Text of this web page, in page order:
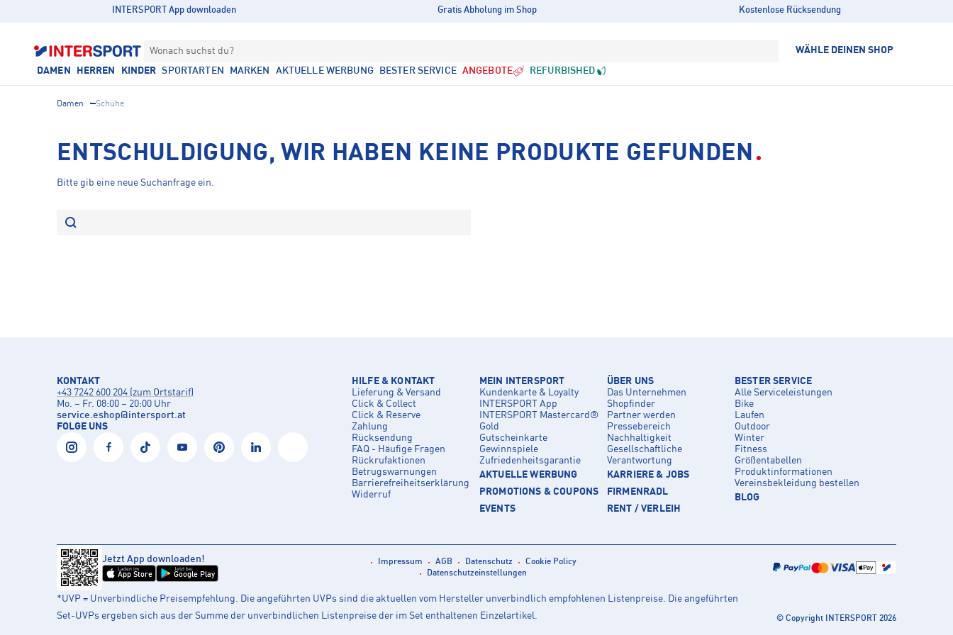
INTERSPORT App downloaden Gratis Abholung im Shop Kostenlose Rücksendung
Wonach suchst du? WÄHLE DEINEN SHOP
DAMEN HERREN KINDER SPORTARTEN MARKEN AKTUELLE WERBUNG BESTER SERVICE ANGEBOTE REFURBISHED
Damen Schuhe
ENTSCHULDIGUNG, WIR HABEN KEINE PRODUKTE GEFUNDEN
Bitte gib eine neue Suchanfrage ein.
KONTAKT
+43 7242 600 204 (zum Ortstarif)
Mo. – Fr. 08:00 – 20:00 Uhr
service.eshop@intersport.at
FOLGE UNS
HILFE & KONTAKT
Lieferung & Versand
Click & Collect
Click & Reserve
Zahlung
Rücksendung
FAQ - Häufige Fragen
Rückrufaktionen
Betrugswarnungen
Barrierefreiheitserklärung
Widerruf
MEIN INTERSPORT
Kundenkarte & Loyalty
INTERSPORT App
INTERSPORT Mastercard®
Gold
Gutscheinkarte
Gewinnspiele
Zufriedenheitsgarantie
AKTUELLE WERBUNG
PROMOTIONS & COUPONS
EVENTS
ÜBER UNS
Das Unternehmen
Shopfinder
Partner werden
Pressebereich
Nachhaltigkeit
Gesellschaftliche
Verantwortung
KARRIERE & JOBS
FIRMENRADL
RENT / VERLEIH
BESTER SERVICE
Alle Serviceleistungen
Bike
Laufen
Outdoor
Winter
Fitness
Größentabellen
Produktinformationen
Vereinsbekleidung bestellen
BLOG
Jetzt App downloaden!
Laden im
App Store
Jetzt bei
Google Play
Impressum AGB Datenschutz
Cookie Policy
Datenschutzeinstellungen
*UVP = Unverbindliche Preisempfehlung. Die angeführten UVPs sind die aktuellen vom Hersteller unverbindlich empfohlenen Listenpreise. Die angeführten
Set-UVPs ergeben sich aus der Summe der unverbindlichen Listenpreise der im Set enthaltenen Einzelartikel.
© Copyright INTERSPORT 2026